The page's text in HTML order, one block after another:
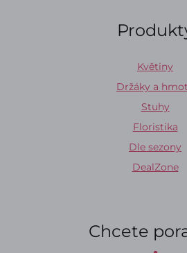
Květiny
Držáky a
Stuhy
Floristika
Dle sezony
DealZone
Chcete